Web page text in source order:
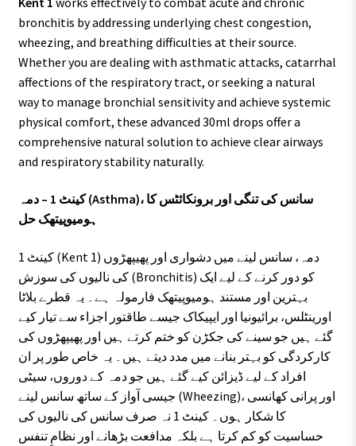
bronchitis by addressing underlying chest congestion,
wheezing, and breathing difficulties at their source.
Whether you are dealing with asthmatic attacks, catarrhal
affections of the respiratory tract, or seeking a natural
way to manage bronchial sensitivity and achieve systemic
physical comfort, these advanced 30ml drops offer a
comprehensive natural solution to achieve clear airways
and respiratory stability naturally.
کینٹ 1 – دمہ (Asthma)، سانس کی تنگی اور برونکائٹس کا
ہومیوپیتھک حل
کینٹ 1 (Kent 1) دمہ، سانس لینے میں دشواری اور پھیپھڑوں
کی نالیوں کی سوزش (Bronchitis) کو دور کرنے کے لیے ایک
بہترین اور مستند ہومیوپیتھک فارمولہ ہے۔ یہ قطرے بلاٹا
اورینٹلس، برائیونیا اور ایپیکاک جیسے طاقتور اجزاء سے تیار کیے
گئے ہیں جو سینے کی جکڑن کو ختم کرتے ہیں اور پھیپھڑوں کی
کارکردگی کو بہتر بنانے میں مدد دیتے ہیں۔ یہ خاص طور پر ان
افراد کے لیے ڈیزائن کیے گئے ہیں جو دمہ کے دوروں، سیٹی
جیسی آواز کے ساتھ سانس لینے (Wheezing)، اور پرانی کھانسی
کا شکار ہوں۔ کینٹ 1 نہ صرف سانس کی نالیوں کی
حساسیت کو کم کرتا ہے بلکہ مدافعت بڑھانے اور نظامِ تنفس